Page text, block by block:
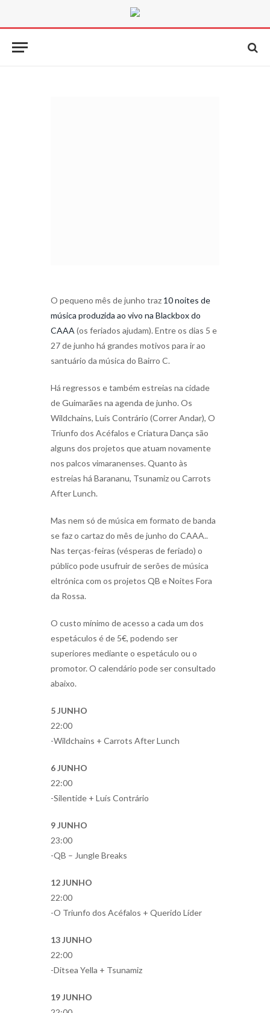
O pequeno mês de junho traz 10 noites de
música produzida ao vivo na Blackbox do
CAAA (os feriados ajudam). Entre os dias 5 e
27 de junho há grandes motivos para ir ao
santuário da música do Bairro C.
Há regressos e também estreias na cidade
de Guimarães na agenda de junho. Os
Wildchains, Luís Contrário (Correr Andar), O
Triunfo dos Acéfalos e Criatura Dança são
alguns dos projetos que atuam novamente
nos palcos vimaranenses. Quanto às
estreias há Barananu, Tsunamiz ou Carrots
After Lunch.
Mas nem só de música em formato de banda
se faz o cartaz do mês de junho do CAAA..
Nas terças-feiras (vésperas de feriado) o
público pode usufruir de serões de música
eltrónica com os projetos QB e Noites Fora
da Rossa.
O custo mínimo de acesso a cada um dos
espetáculos é de 5€, podendo ser
superiores mediante o espetáculo ou o
promotor. O calendário pode ser consultado
abaixo.
5 JUNHO
22:00
-Wildchains + Carrots After Lunch
6 JUNHO
22:00
-Silentide + Luís Contrário
9 JUNHO
23:00
-QB – Jungle Breaks
12 JUNHO
22:00
-O Triunfo dos Acéfalos + Querido Líder
13 JUNHO
22:00
-Ditsea Yella + Tsunamiz
19 JUNHO